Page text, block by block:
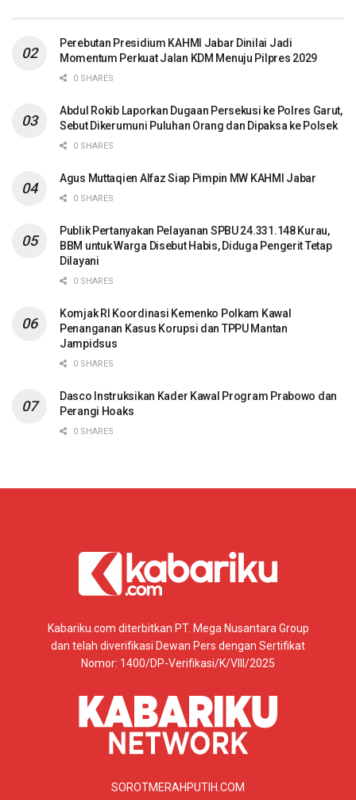
Perebutan Presidium KAHMI Jabar Dinilai Jadi
Momentum Perkuat Jalan KDM Menuju Pilpres 2029
0 SHARES
Abdul Rokib Laporkan Dugaan Persekusi ke Polres Garut,
Sebut Dikerumuni Puluhan Orang dan Dipaksa ke Polsek
0 SHARES
Agus Muttaqien Alfaz Siap Pimpin MW KAHMI Jabar
0 SHARES
Publik Pertanyakan Pelayanan SPBU 24.331.148 Kurau,
BBM untuk Warga Disebut Habis, Diduga Pengerit Tetap
Dilayani
0 SHARES
Komjak RI Koordinasi Kemenko Polkam Kawal
Penanganan Kasus Korupsi dan TPPU Mantan
Jampidsus
0 SHARES
Dasco Instruksikan Kader Kawal Program Prabowo dan
Perangi Hoaks
0 SHARES
Kabariku.com diterbitkan PT. Mega Nusantara Group
dan telah diverifikasi Dewan Pers dengan Sertifikat
Nomor: 1400/DP-Verifikasi/K/VIII/2025
SOROTMERAHPUTIH.COM